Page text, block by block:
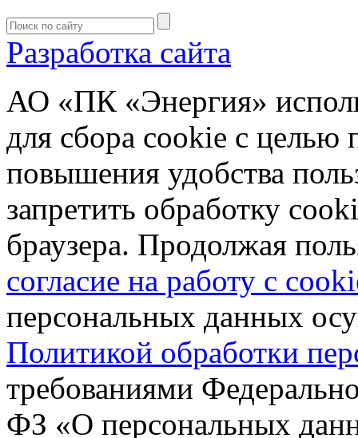
Разработка сайта
АО «ПК «Энергия»
для сбора cookie с целью
повышения удобства
запретить обработку
браузера. Продолжая
согласие на работу с
персональных данных
Политикой обработки
требованиями
ФЗ «О персональных